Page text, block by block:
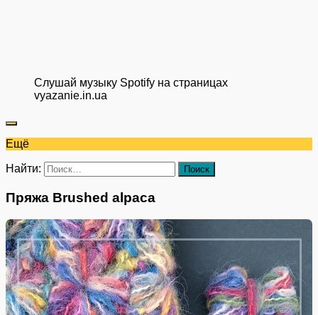
Слушай музыку Spotify на страницах
vyazanie.in.ua
Ещё
Найти:
Пряжа Brushed alpaca